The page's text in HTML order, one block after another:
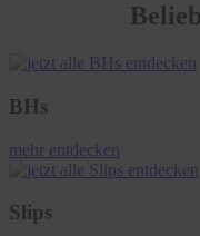
BHs
mehr entdecken
Slips